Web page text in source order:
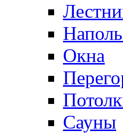
Окна
Сауны